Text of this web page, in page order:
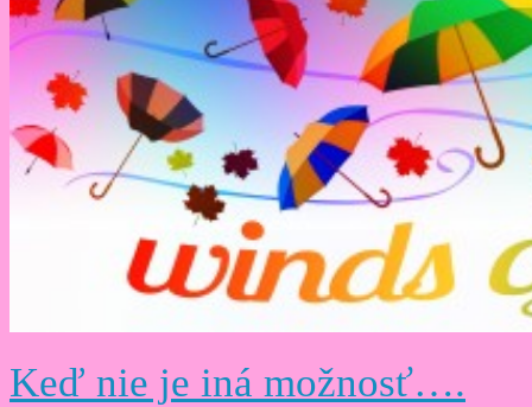
Keď nie je iná možnosť….